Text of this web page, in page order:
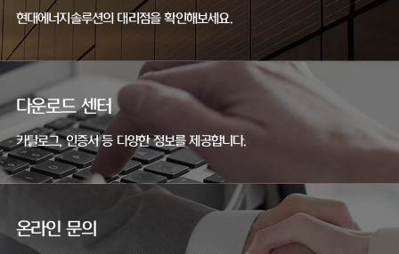
현대에너지솔루션의 대리점을 확인해보세요.
다운로드 센터
카탈로그, 인증서 등 다양한 정보를 제공합니다.
온라인 문의